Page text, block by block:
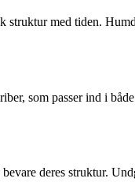
struktur med tiden.
som passer ind i
deres struktur.